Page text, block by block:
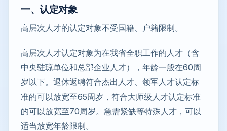
一、认定对象
高层次人才的认定对象不受国籍、户籍限制。
高层次人才认定对象为在我省全职工作的人才（含
中央驻琼单位和总部企业人才），年龄一般在60周
岁以下。退休返聘符合杰出人才、领军人才认定标
准的可以放宽至65周岁，符合大师级人才认定标准
的可以放宽至70周岁。急需紧缺等特殊人才，可以
适当放宽年龄限制。